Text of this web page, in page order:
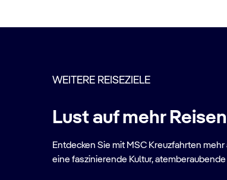
WEITERE REISEZIELE
Lust auf mehr
Entdecken Sie mit MSC Kreuzfahrten
eine faszinierende Kultur,